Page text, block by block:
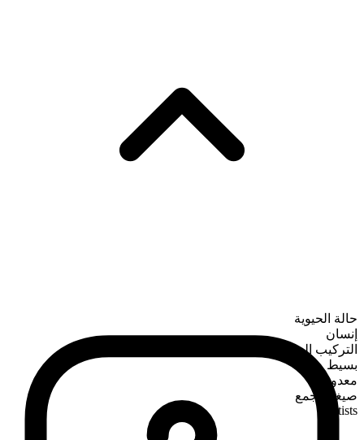
حالة الحيوية
إنسان
التركيب الصرفي
بسيط
معدود
صيغة الجمع
artists